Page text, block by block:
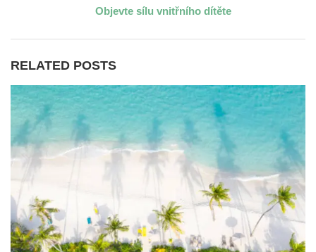
Objevte sílu vnitřního dítěte
RELATED POSTS